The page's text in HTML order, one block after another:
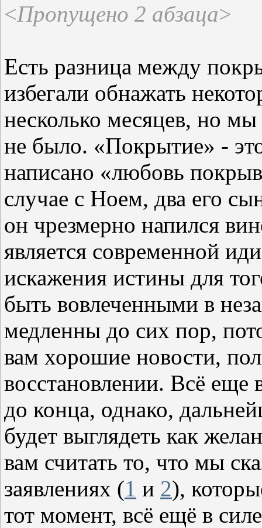
<Пропущено 2 абзаца>
Есть разница между
избегали обнажать
несколько месяцев, но
не было. «Покрытие» -
написано «любовь
случае с Ноем, два его
он чрезмерно напился
является современной
искажения истины для
быть вовлеченными в
медленны до сих пор,
вам хорошие новости,
восстановлении. Всё
до конца, однако,
будет выглядеть как
вам считать то, что мы
заявлениях (1 и 2),
тот момент, всё ещё в